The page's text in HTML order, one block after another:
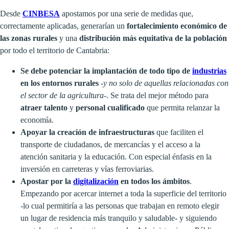
Desde CINBESA apostamos por una serie de medidas que,
correctamente aplicadas, generarían un fortalecimiento económico de
las zonas rurales y una distribución más equitativa de la población
por todo el territorio de Cantabria:
Se debe potenciar la implantación de todo tipo de industrias
en los entornos rurales -y no solo de aquellas relacionadas con
el sector de la agricultura-. Se trata del mejor método para
atraer talento y personal cualificado que permita relanzar la
economía.
Apoyar la creación de infraestructuras que faciliten el
transporte de ciudadanos, de mercancías y el acceso a la
atención sanitaria y la educación. Con especial énfasis en la
inversión en carreteras y vías ferroviarias.
Apostar por la digitalización en todos los ámbitos.
Empezando por acercar internet a toda la superficie del territorio
-lo cual permitiría a las personas que trabajan en remoto elegir
un lugar de residencia más tranquilo y saludable- y siguiendo